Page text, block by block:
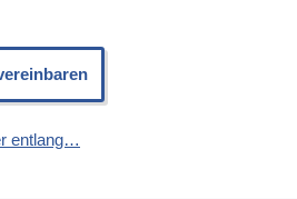
entlang…